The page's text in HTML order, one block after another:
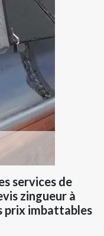
services de
zingueur à
prix imbattables